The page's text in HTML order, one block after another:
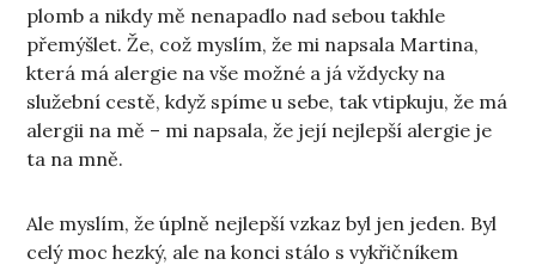
plomb a nikdy mě nenapadlo nad sebou takhle
přemýšlet. Že, což myslím, že mi napsala Martina,
která má alergie na vše možné a já vždycky na
služební cestě, když spíme u sebe, tak vtipkuju, že má
alergii na mě – mi napsala, že její nejlepší alergie je
ta na mně.
Ale myslím, že úplně nejlepší vzkaz byl jen jeden. Byl
celý moc hezký, ale na konci stálo s vykřičníkem